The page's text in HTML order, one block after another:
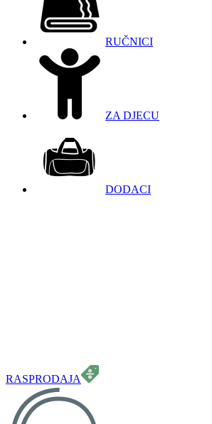
RUČNICI
ZA DJECU
DODACI
RASPRODAJA